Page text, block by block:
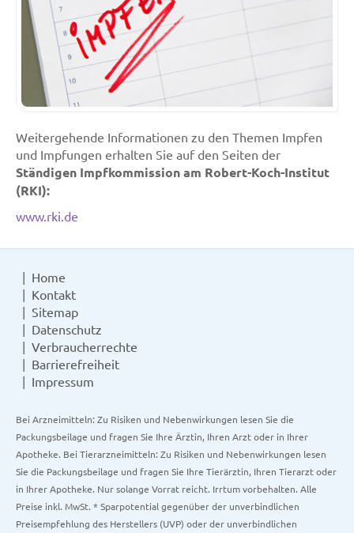
Weitergehende Informationen zu den Themen Impfen
und Impfungen erhalten Sie auf den Seiten der
Ständigen Impfkommission am Robert-Koch-Institut
(RKI):
www.rki.de
Home
Kontakt
Sitemap
Datenschutz
Verbraucherrechte
Barrierefreiheit
Impressum
Bei Arzneimitteln: Zu Risiken und Nebenwirkungen lesen Sie die
Packungsbeilage und fragen Sie Ihre Ärztin, Ihren Arzt oder in Ihrer
Apotheke. Bei Tierarzneimitteln: Zu Risiken und Nebenwirkungen lesen
Sie die Packungsbeilage und fragen Sie Ihre Tierärztin, Ihren Tierarzt oder
in Ihrer Apotheke. Nur solange Vorrat reicht. Irrtum vorbehalten. Alle
Preise inkl. MwSt. * Sparpotential gegenüber der unverbindlichen
Preisempfehlung des Herstellers (UVP) oder der unverbindlichen